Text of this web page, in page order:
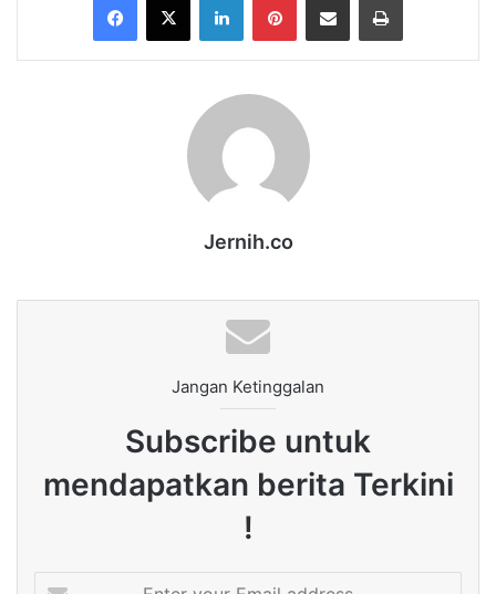
Jernih.co
Jangan Ketinggalan
Subscribe untuk
mendapatkan berita Terkini
!